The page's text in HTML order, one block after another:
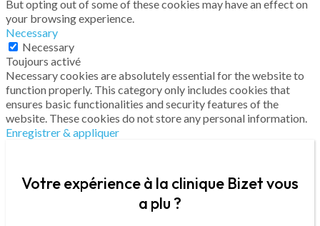
But opting out of some of these cookies may have an effect on
your browsing experience.
Necessary
Necessary
Toujours activé
Necessary cookies are absolutely essential for the website to
function properly. This category only includes cookies that
ensures basic functionalities and security features of the
website. These cookies do not store any personal information.
Enregistrer & appliquer
Votre expérience à la clinique Bizet vous
a plu ?